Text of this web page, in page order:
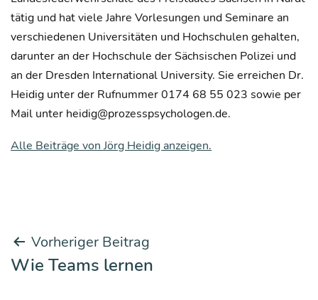
tätig und hat viele Jahre Vorlesungen und Seminare an
verschiedenen Universitäten und Hochschulen gehalten,
darunter an der Hochschule der Sächsischen Polizei und
an der Dresden International University. Sie erreichen Dr.
Heidig unter der Rufnummer 0174 68 55 023 sowie per
Mail unter heidig@prozesspsychologen.de.
Alle Beiträge von Jörg Heidig anzeigen.
Beitrags-
Navigation
Vorheriger Beitrag
Wie Teams lernen